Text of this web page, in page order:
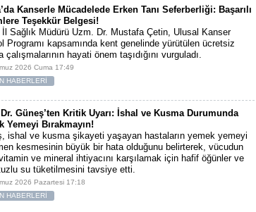
Kanserle Mücadelede Erken Tanı Seferberliği: Başarılı
Teşekkür Belgesi!
İl Sağlık Müdürü Uzm. Dr. Mustafa Çetin, Ulusal Kanser
Programı kapsamında kent genelinde yürütülen ücretsiz
çalışmalarının hayati önem taşıdığını vurguladı.
2026 Cuma 17:49
HABERLERİ
Güneş’ten Kritik Uyarı: İshal ve Kusma Durumunda
Yemeyi Bırakmayın!
ishal ve kusma şikayeti yaşayan hastaların yemek yemeyi
kesmesinin büyük bir hata olduğunu belirterek, vücudun
ve mineral ihtiyacını karşılamak için hafif öğünler ve
su tüketilmesini tavsiye etti.
2026 Pazartesi 17:18
HABERLERİ